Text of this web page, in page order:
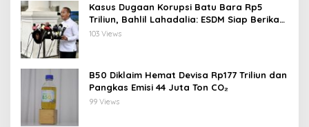
Kasus Dugaan Korupsi Batu Bara Rp5
Triliun, Bahlil Lahadalia: ESDM Siap Berikan
Data
103 Views
B50 Diklaim Hemat Devisa Rp177 Triliun dan
Pangkas Emisi 44 Juta Ton CO₂
99 Views